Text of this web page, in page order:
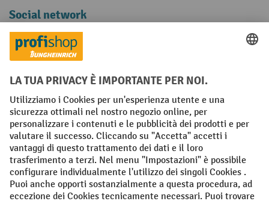
Social network
Facebook
YouTube
LinkedInInstagram
Condizioni Generali di Vendita
Dichiarazione di protezione dei dati Impronta
Impostazioni sulla privacy
All prices excl. VAT plusshipping costsand possible delivery charges,
if not stated otherwise.